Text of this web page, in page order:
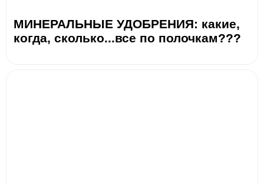
МИНЕРАЛЬНЫЕ УДОБРЕНИЯ: какие,
когда, сколько...все по полочкам???